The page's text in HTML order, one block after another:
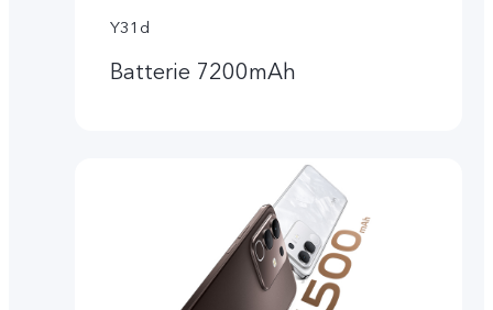
Y31d
Batterie 7200mAh